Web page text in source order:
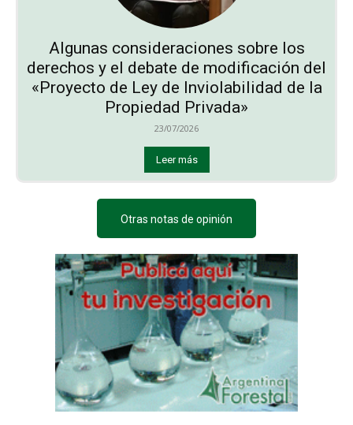
Algunas consideraciones sobre los
derechos y el debate de modificación del
«Proyecto de Ley de Inviolabilidad de la
Propiedad Privada»
23/07/2026
Leer más
Otras notas de opinión